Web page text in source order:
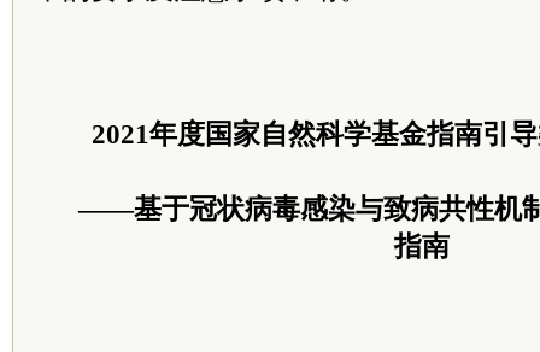
2021年度国家自然科学基金指南引
——基于冠状病毒感染与致病共性机
指南